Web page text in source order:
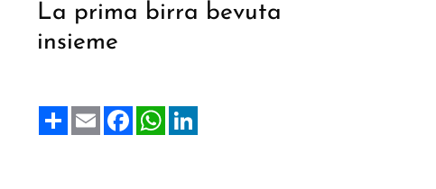
La prima birra bevuta
insieme
ShareEmailFacebookWhatsApp